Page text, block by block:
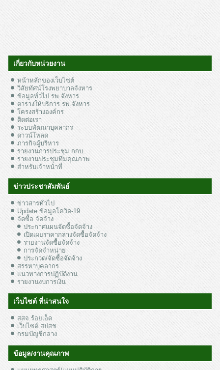
เกี่ยวกับหน่วยงาน
หน้าหลักของเว็บไซต์
วิสัยทัศน์โรงพยาบาลจังหาร
ข้อมูลทั่วไป รพ.จังหาร
ตารางให้บริการ รพ.จังหาร
โครงสร้างองค์กร
ติดต่อเรา
ระบบพัฒนาบุคลากร
ดาวน์โหลด
ภารกิจผู้บริหาร
รายงานการประชุม กกบ.
รายงานประชุมทีมคุณภาพ
สำหรับเจ้าหน้าที่
ข่าวประชาสัมพันธ์
ข่าวสารทั่วไป
Update ข้อมูลโควิด-19
จัดซื้อ จัดจ้าง
ประกาศแผนจัดซื้อจัดจ้าง
เปิดเผยราคากลางจัดซื้อจัดจ้าง
รายงานจัดซื้อจัดจ้าง
การจัดจำหน่าย
ประกวด/จัดซื้อจัดจ้าง
สรรหาบุคลากร
แนวทางการปฏิบัติงาน
รายงานงบการเงิน
เว็บไซต์ ที่น่าสนใจ
สสจ.ร้อยเอ็ด
เว็บไซต์ สปสช.
กรมบัญชีกลาง
ข้อมูล/งานคุณภาพ